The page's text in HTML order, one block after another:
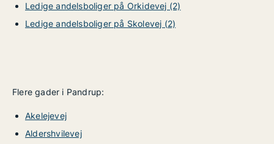
Ledige andelsboliger på Orkidevej (2)
Ledige andelsboliger på Skolevej (2)
Flere gader i Pandrup:
Akelejevej
Aldershvilevej